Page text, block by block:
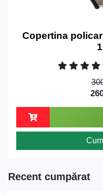
Copertina
Recent cumpărat